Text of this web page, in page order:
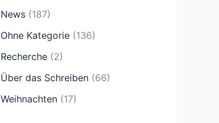
News (187)
Ohne Kategorie (136)
Recherche (2)
Über das Schreiben (66)
Weihnachten (17)